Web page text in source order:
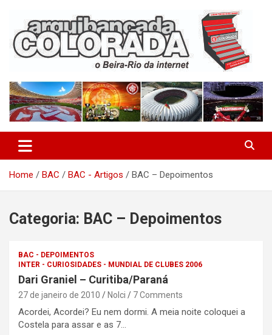
content
Arquibancada Colorada
Home BAC BAC - Artigos BAC – Depoimentos
Categoria: BAC – Depoimentos
BAC - DEPOIMENTOS
INTER - CURIOSIDADES - MUNDIAL DE CLUBES 2006
Dari Graniel – Curitiba/Paraná
27 de janeiro de 2010 Nolci 7 Comments
Acordei, Acordei? Eu nem dormi. A meia noite coloquei a
Costela para assar e as 7…